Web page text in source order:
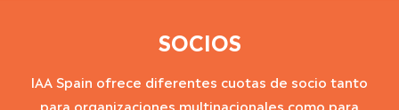
SOCIOS
IAA Spain ofrece diferentes cuotas de socio tanto
para organizaciones multinacionales como para